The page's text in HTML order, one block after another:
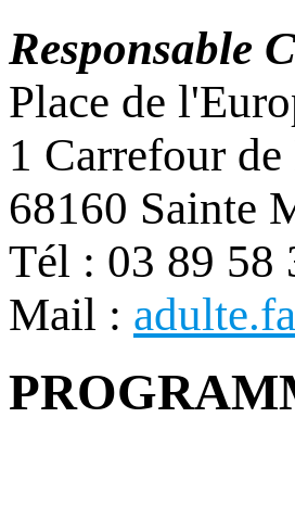
Responsable
Place de
1 Carrefour
68160 Sainte
Tél : 03 89 58
Mail :